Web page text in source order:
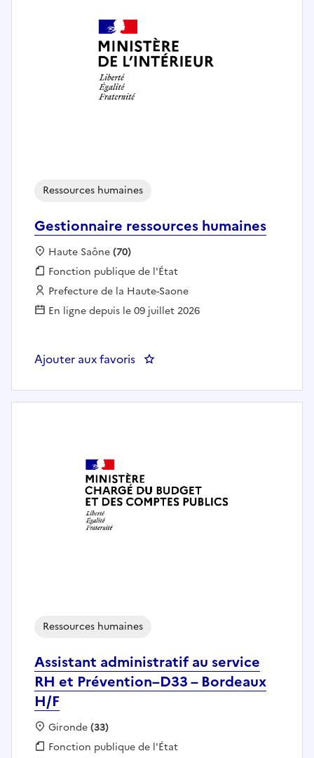
Gestionnaire ressources humaines
Ressources humaines
Localisation :
Haute Saône(70)
Fonction publique :
Fonction publique de l'État
Employeur :
Prefecture de la Haute-Saone
En ligne depuis le 09 juillet 2026
Ajouter aux favoris : Gestionnaire ressources
Assistant administratif au service
RH et Prévention–D33 – Bordeaux
H/F
Ressources humaines
Localisation :
Gironde(33)
Fonction publique :
Fonction publique de l'État